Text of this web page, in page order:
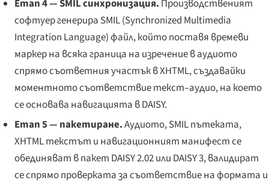
Етап 4 — SMIL синхронизация. Производственият
софтуер генерира SMIL (Synchronized Multimedia
Integration Language) файл, който поставя времеви
маркер на всяка граница на изречение в аудиото
спрямо съответния участък в XHTML, създавайки
моментното съответствие текст–аудио, на което
се основава навигацията в DAISY.
Етап 5 — пакетиране.Аудиото, SMIL пътеката,
XHTML текстът и навигационният манифест се
обединяват в пакет DAISY 2.02 или DAISY 3, валидират
се спрямо проверката за съответствие на формата и